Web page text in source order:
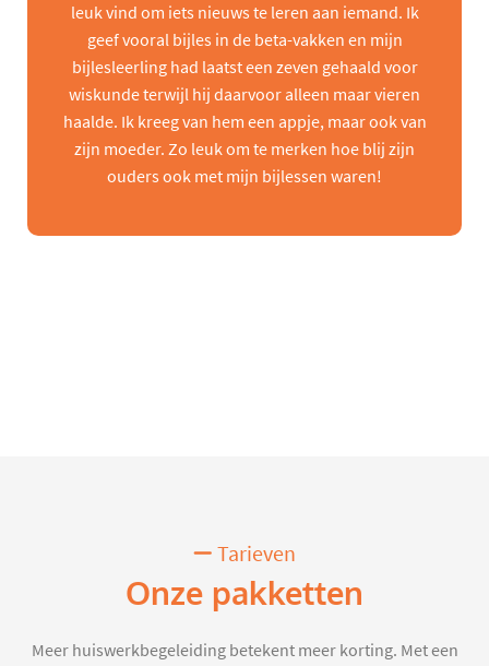
leuk vind om iets nieuws te leren aan iemand. Ik
geef vooral bijles in de beta-vakken en mijn
bijlesleerling had laatst een zeven gehaald voor
wiskunde terwijl hij daarvoor alleen maar vieren
haalde. Ik kreeg van hem een appje, maar ook van
zijn moeder. Zo leuk om te merken hoe blij zijn
ouders ook met mijn bijlessen waren!
Tarieven
Onze pakketten
Meer huiswerkbegeleiding betekent meer korting. Met een